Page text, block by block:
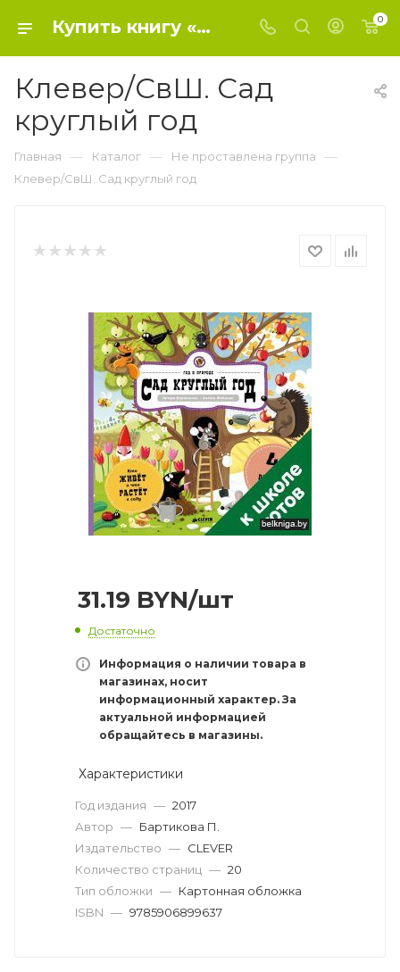
Купить книгу «Клевер/СвШ. Сад круглый год» 2017, Бартикова П. - Не проставлена группа 0
Клевер/СвШ. Сад
круглый год
Главная — Каталог — Не проставлена группа —
Клевер/СвШ. Сад круглый год
31.19 BYN/шт
Достаточно
Информация о наличии товара в
магазинах, носит
информационный характер. За
актуальной информацией
обращайтесь в магазины.
Характеристики
Год издания — 2017
Автор — Бартикова П.
Издательство — CLEVER
Количество страниц — 20
Тип обложки — Картонная обложка
ISBN — 9785906899637